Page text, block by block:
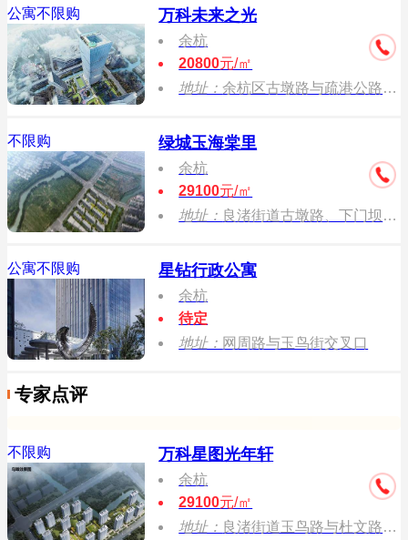
公寓不限购 万科未来之光
余杭
20800元/㎡
地址：余杭区古墩路与疏港公路交叉口一个地铁2号线杜甫村站B出口约60米
不限购 绿城玉海棠里
余杭
29100元/㎡
地址： 良渚街道古墩路、下门坝港交叉口
公寓不限购 星钻行政公寓
余杭
待定
地址： 网周路与玉鸟街交叉口
专家点评
不限购 万科星图光年轩
余杭
29100元/㎡
地址： 良渚街道玉鸟路与杜文路交叉口